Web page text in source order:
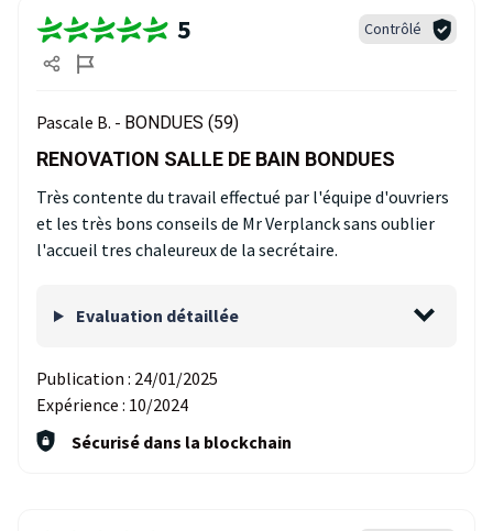
5 Contrôlé
Pascale B. - BONDUES (59)
RENOVATION SALLE DE BAIN BONDUES
Très contente du travail effectué par l'équipe d'ouvriers
et les très bons conseils de Mr Verplanck sans oublier
l'accueil tres chaleureux de la secrétaire.
Evaluation détaillée
Publication : 24/01/2025
Expérience : 10/2024
Sécurisé dans la blockchain